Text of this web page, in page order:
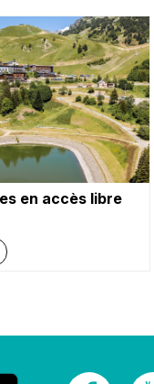
en accès libre